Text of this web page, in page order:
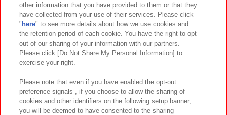
関連会社 サステナビリティ サイトポリシー
プライバシーポリシー ウェブアクセシビリティ方針と検証結果
お取引先さまとともに
カスタマーハラスメント対応方針 よくあるご質問・お問い合わせ
other information that you have provided to them or that they
have collected from your use of their services. Please click
" here" to see more details about how we use cookies and
the retention period of each cookie. You have the right to opt
out of our sharing of your information with our partners.
Please click [Do Not Share My Personal Information] to
exercise your right.
Please note that even if you have enabled the opt-out
preference signals , if you choose to allow the sharing of
cookies and other identifiers on the following setup banner,
you will be deemed to have consented to the sharing